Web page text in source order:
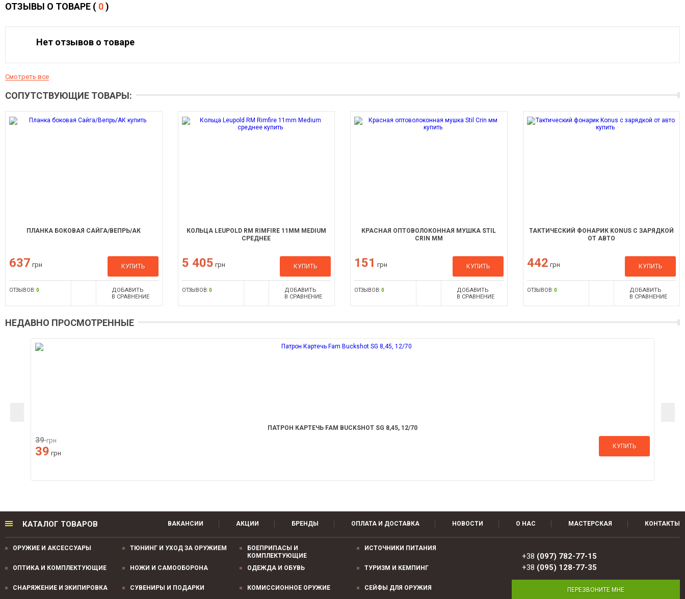
ОТЗЫВЫ О ТОВАРЕ ( 0)
Нет отзывов о товаре
Смотреть все
СОПУТСТВУЮЩИЕ ТОВАРЫ:
ПЛАНКА БОКОВАЯ САЙГА/ВЕПРЬ/АК
637 грн КУПИТЬ
ОТЗЫВОВ:0
ДОБАВИТЬ
В СРАВНЕНИЕ
КОЛЬЦА LEUPOLD RM RIMFIRE 11MM MEDIUM
СРЕДНЕЕ
5 405 грн КУПИТЬ
ОТЗЫВОВ:0
ДОБАВИТЬ
В СРАВНЕНИЕ
КРАСНАЯ ОПТОВОЛОКОННАЯ МУШКА STIL
CRIN ММ
151 грн КУПИТЬ
ОТЗЫВОВ:0
ДОБАВИТЬ
В СРАВНЕНИЕ
ТАКТИЧЕСКИЙ ФОНАРИК KONUS С ЗАРЯДКОЙ
ОТ АВТО
442 грн КУПИТЬ
ОТЗЫВОВ:0
ДОБАВИТЬ
В СРАВНЕНИЕ
НЕДАВНО ПРОСМОТРЕННЫЕ
ПАТРОН КАРТЕЧЬ FAM BUCKSHOT SG 8,45, 12/70
39грн
39 грн
КУПИТЬ
КАТАЛОГ ТОВАРОВ ВАКАНСИИ АКЦИИ БРЕНДЫ ОПЛАТА И ДОСТАВКА НОВОСТИ О НАС МАСТЕРСКАЯ КОНТАКТЫ
+38 (097) 782-77-15
+38 (095) 128-77-35
ПЕРЕЗВОНИТЕ МНЕ
ОРУЖИЕ И АКСЕССУАРЫ ТЮНИНГ И УХОД ЗА ОРУЖИЕМ
БОЕПРИПАСЫ И
КОМПЛЕКТУЮЩИЕ
ИСТОЧНИКИ ПИТАНИЯ
ОПТИКА И КОМПЛЕКТУЮЩИЕ НОЖИ И САМООБОРОНА ОДЕЖДА И ОБУВЬ ТУРИЗМ И КЕМПИНГ
СНАРЯЖЕНИЕ И ЭКИПИРОВКА СУВЕНИРЫ И ПОДАРКИ КОМИССИОННОЕ ОРУЖИЕ СЕЙФЫ ДЛЯ ОРУЖИЯ